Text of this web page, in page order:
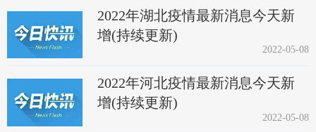
2022年湖北疫情最新消息今天新
增(持续更新)
2022-05-08
2022年河北疫情最新消息今天新
增(持续更新)
2022-05-08